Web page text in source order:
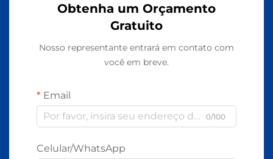
Obtenha um Orçamento
Gratuito
Nosso representante entrará em contato com
você em breve.
Email
0/100
Celular/WhatsApp